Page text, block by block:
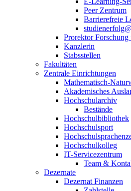
Peer Zentrum
Barrierefreie
Prorektor
Kanzlerin
Stabsstellen
Fakultäten
Zentrale Einrichtungen
Mathematisch-
Akademisches
Hochschularchiv
Bestände
Hochschulbibliothek
Hochschulsport
Hochschulkolleg
IT-Servicezentrum
Team &
Dezernate
Dezernat Finanzen